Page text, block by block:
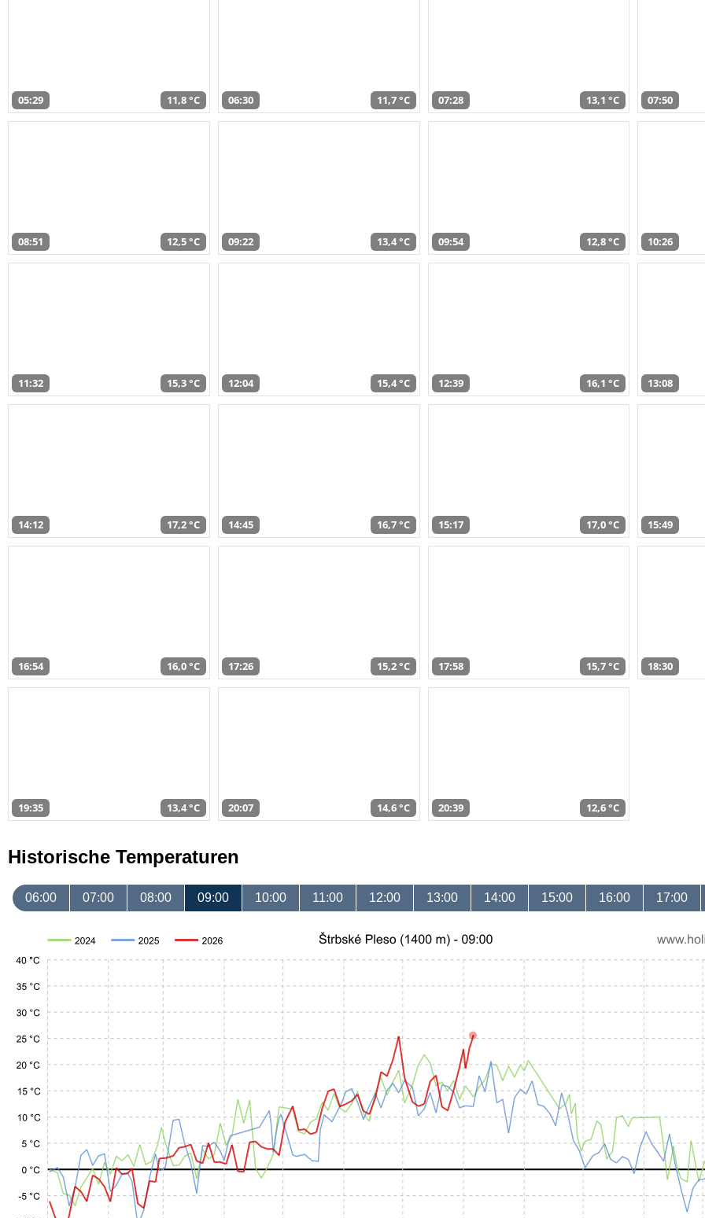
05:29 11,8 °C 06:30 11,7 °C 07:28 13,1 °C 07:50
08:51 12,5 °C 09:22 13,4 °C 09:54 12,8 °C 10:26
11:32 15,3 °C 12:04 15,4 °C 12:39 16,1 °C 13:08
14:12 17,2 °C 14:45 16,7 °C 15:17 17,0 °C 15:49
16:54 16,0 °C 17:26 15,2 °C 17:58 15,7 °C 18:30
19:35 13,4 °C 20:07 14,6 °C 20:39 12,6 °C
Historische Temperaturen
06:00 07:00 08:00 09:00 10:00 11:00 12:00 13:00 14:00 15:00 16:00 17:00